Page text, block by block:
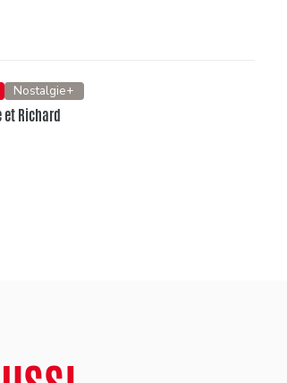
Nostalgie+
et Richard